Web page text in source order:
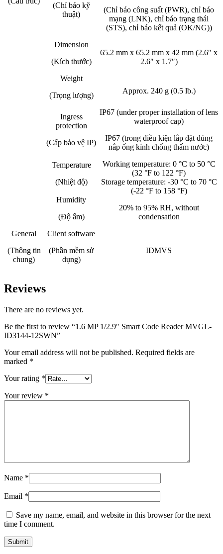
(Chỉ báo kỹ
thuật)
(Chỉ báo công suất (PWR), chỉ báo
mạng (LNK), chỉ báo trạng thái
(STS), chỉ báo kết quả (OK/NG))
Dimension
(Kích thước)
65.2 mm x 65.2 mm x 42 mm (2.6″ x
2.6″ x 1.7″)
Weight
(Trọng lượng)
Approx. 240 g (0.5 lb.)
Ingress
protection
(Cấp bảo vệ IP)
IP67 (under proper installation of lens
waterproof cap)
IP67 (trong điều kiện lắp đặt đúng
nắp ống kính chống thấm nước)
Temperature
(Nhiệt độ)
Working temperature: 0 °C to 50 °C
(32 °F to 122 °F)
Storage temperature: -30 °C to 70 °C
(-22 °F to 158 °F)
Humidity
(Độ ẩm)
20% to 95% RH, without
condensation
General
(Thông tin
chung)
Client software
(Phần mềm sử
dụng)
IDMVS
Reviews
There are no reviews yet.
Be the first to review “1.6 MP 1/2.9″ Smart Code Reader MVGL-
ID3144-12SWN”
Your email address will not be published. Required fields are
marked *
Your rating *
Your review *
Name *
Email *
Save my name, email, and website in this browser for the next
time I comment.